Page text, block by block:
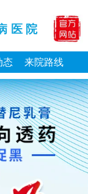
医院
态 来院路线